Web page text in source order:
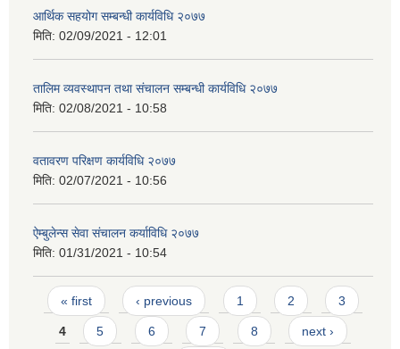
आर्थिक सहयोग सम्बन्धी कार्यविधि २०७७
मिति: 02/09/2021 - 12:01
तालिम व्यवस्थापन तथा संचालन सम्बन्धी कार्यविधि २०७७
मिति: 02/08/2021 - 10:58
वतावरण परिक्षण कार्यविधि २०७७
मिति: 02/07/2021 - 10:56
ऐम्बुलेन्स सेवा संचालन कर्याविधि २०७७
मिति: 01/31/2021 - 10:54
Pages
« first ‹ previous 1 2 3
4 5 6 7 8 next ›